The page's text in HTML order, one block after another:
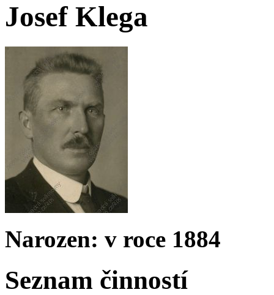
Josef Klega
Narozen: v roce 1884
Seznam činností